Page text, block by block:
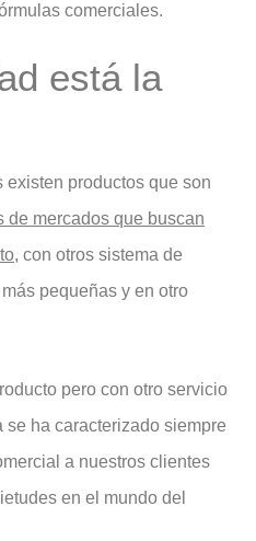
comerciales.
está la
productos que son
de mercados que buscan
, con otros sistema de
pequeñas y en otro
pero con otro servicio
ha caracterizado siempre
a nuestros clientes
en el mundo del